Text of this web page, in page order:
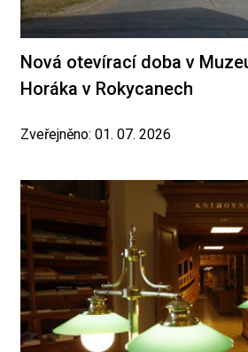
Nová otevírací doba v
Horáka v Rokycanech
Zveřejněno: 01. 07. 2026